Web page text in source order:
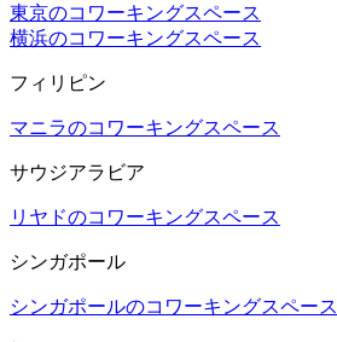
東京のコワーキングスペース
横浜のコワーキングスペース
フィリピン
マニラのコワーキングスペース
サウジアラビア
リヤドのコワーキングスペース
シンガポール
シンガポールのコワーキングスペース